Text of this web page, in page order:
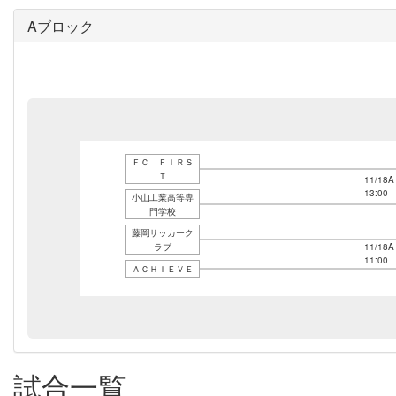
Aブロック
ＦＣ ＦＩＲＳ
Ｔ
11/18A
13:00
小山工業高等専
門学校
藤岡サッカーク
ラブ
11/18A
11:00
ＡＣＨＩＥＶＥ
試合一覧